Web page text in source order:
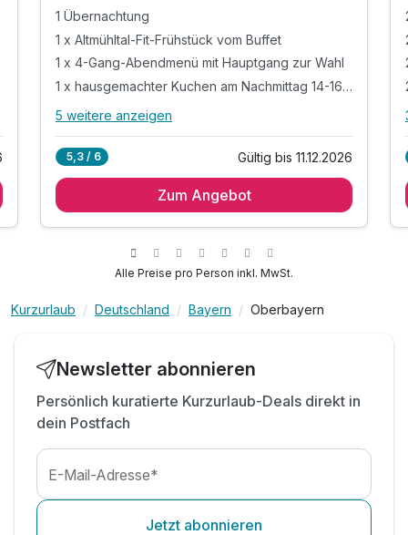
1 Übernachtung
1 x Altmühltal-Fit-Frühstück vom Buffet
1 x 4-Gang-Abendmenü mit Hauptgang zur Wahl
1 x hausgemachter Kuchen am Nachmittag 14-16 Uhr
Alle Inklusivleistungen
1 x Altmühltal-Fit-Frühstück vom Buffet
inkl. Kuschelbademantel und Wellnesstasche
inkl. early-check in Wellnessbereich ab 12 Uhr
inkl. late-check-out aus Wellnessbereich 14 Uhr
5 weitere anzeigen
5,3 / 6 Gültig bis 11.12.2026
Zum Angebot
Alle Preise pro Person inkl. MwSt.
Kurzurlaub Deutschland Bayern Oberbayern
Newsletter abonnieren
Persönlich kuratierte Kurzurlaub-Deals direkt in
dein Postfach
E-Mail-Adresse*
Jetzt abonnieren